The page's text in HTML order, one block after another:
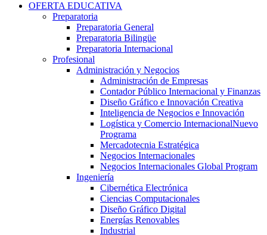
OFERTA EDUCATIVA
Preparatoria
Preparatoria General
Preparatoria Bilingüe
Preparatoria Internacional
Profesional
Administración y Negocios
Administración de Empresas
Contador Público Internacional y Finanzas
Diseño Gráfico e Innovación Creativa
Inteligencia de Negocios e Innovación
Logística y Comercio InternacionalNuevo
Programa
Mercadotecnia Estratégica
Negocios Internacionales
Negocios Internacionales Global Program
Ingeniería
Cibernética Electrónica
Ciencias Computacionales
Diseño Gráfico Digital
Energías Renovables
Industrial